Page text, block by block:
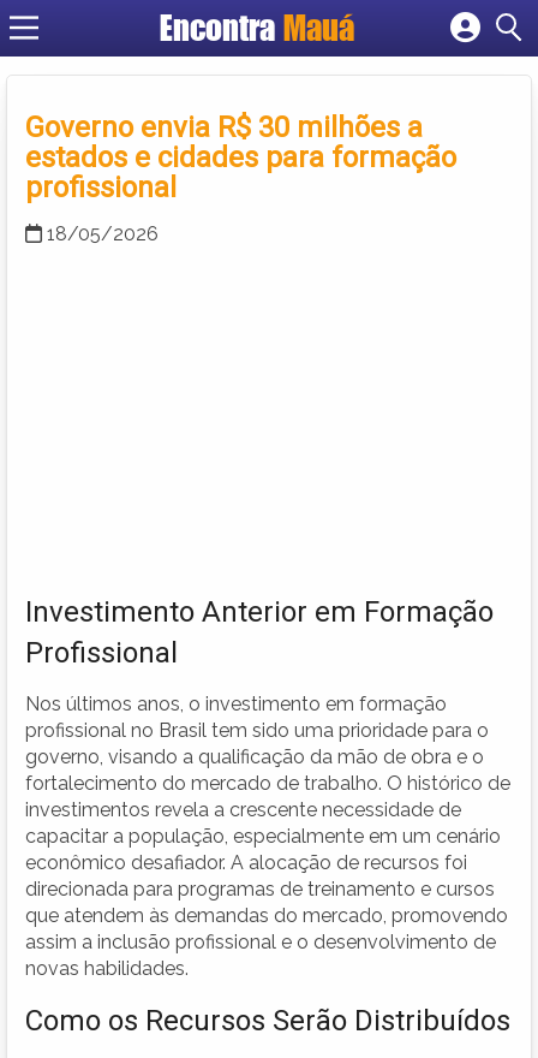
EncontraMauá
Criar conta
Governo envia R$ 30 milhões a
estados e cidades para formação
profissional
18/05/2026
Investimento Anterior em Formação
Profissional
Nos últimos anos, o investimento em formação
profissional no Brasil tem sido uma prioridade para o
governo, visando a qualificação da mão de obra e o
fortalecimento do mercado de trabalho. O histórico de
investimentos revela a crescente necessidade de
capacitar a população, especialmente em um cenário
econômico desafiador. A alocação de recursos foi
direcionada para programas de treinamento e cursos
que atendem às demandas do mercado, promovendo
assim a inclusão profissional e o desenvolvimento de
novas habilidades.
Como os Recursos Serão Distribuídos